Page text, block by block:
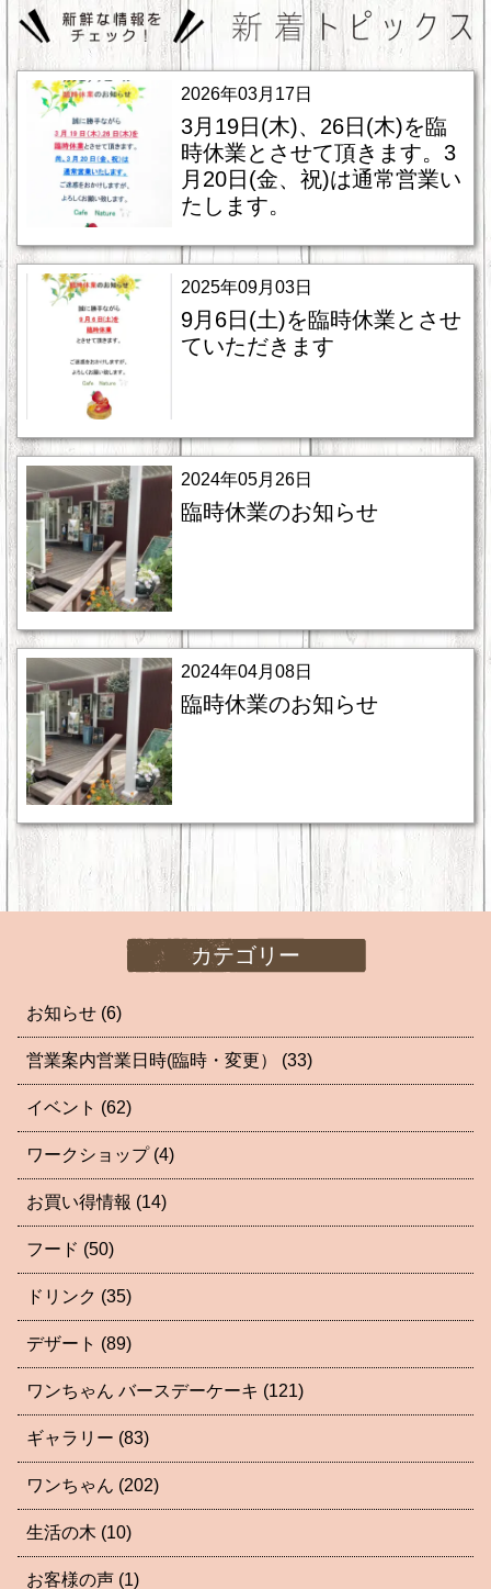
2026年03月17日
3月19日(木)、26日(木)を臨
時休業とさせて頂きます。3
月20日(金、祝)は通常営業い
たします。
2025年09月03日
9月6日(土)を臨時休業とさせ
ていただきます
2024年05月26日
臨時休業のお知らせ
2024年04月08日
臨時休業のお知らせ
カテゴリー
お知らせ (6)
営業案内営業日時(臨時・変更） (33)
イベント (62)
ワークショップ (4)
お買い得情報 (14)
フード (50)
ドリンク (35)
デザート (89)
ワンちゃん バースデーケーキ (121)
ギャラリー (83)
ワンちゃん (202)
生活の木 (10)
お客様の声 (1)